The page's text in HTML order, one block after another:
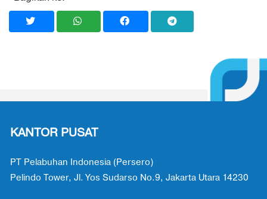
KANTOR PUSAT
PT Pelabuhan Indonesia (Persero)
Pelindo Tower, Jl. Yos Sudarso No.9, Jakarta Utara 14230